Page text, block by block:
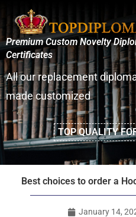
Premium Custom Novelty
Certificates
All our replacement
made customized
TOP QUALITY
Best choices to order a
January 14,